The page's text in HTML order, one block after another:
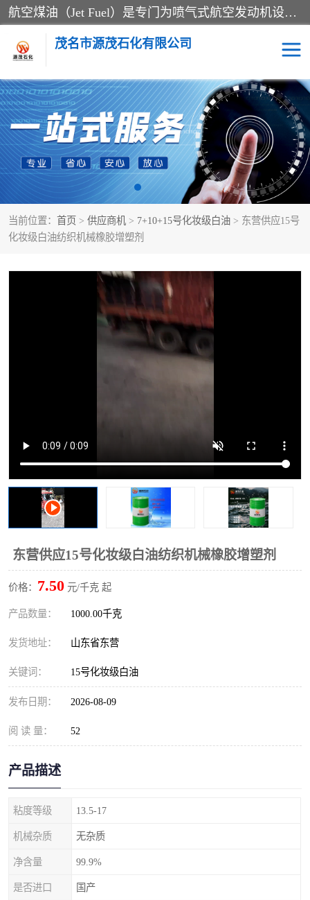
航空煤油（Jet Fuel）是专门为喷气式航空发动机设计的高纯度燃料，主要分为Jet A、Jet A-1和Jet B等类型。其特点是闪点高、低温流动性好，并添加了抗静电剂和抗氧化剂以确保飞行安全。航空煤油需
茂名市源茂石化有限公司
当前位置： 首页 > 供应商机 > 7+10+15号化妆级白油 > 东营供应15号
化妆级白油纺织机械橡胶增塑剂
东营供应15号化妆级白油纺织机械橡胶增塑剂
价格： 7.50 元/千克 起
产品数量： 1000.00千克
发货地址： 山东省东营
关键词： 15号化妆级白油
发布日期： 2026-08-09
阅 读 量： 52
产品描述
粘度等级 13.5-17
机械杂质 无杂质
净含量 99.9%
是否进口 国产
RP3航空煤油 D20+D30溶剂油
D40+D60溶剂油 D80+D100溶剂油
6号+120号溶剂油 260号溶剂油
异构烷烃 天然乳胶
26+32号化妆级白油 46+68号化妆级白油